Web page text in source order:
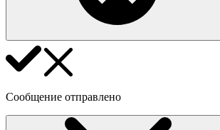
Сообщение отправлено